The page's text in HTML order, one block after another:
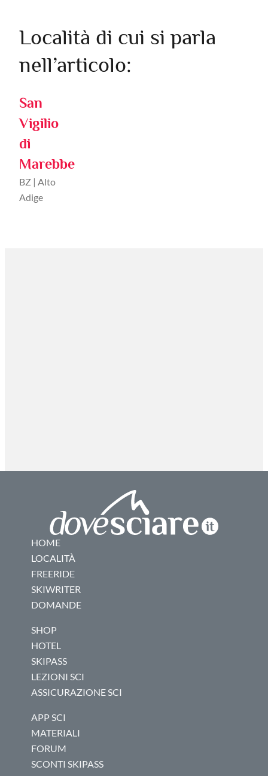
Località di cui si parla
nell’articolo:
San
Vigilio
di
Marebbe
BZ | Alto
Adige
HOME
LOCALITÀ
FREERIDE
SKIWRITER
DOMANDE
SHOP
HOTEL
SKIPASS
LEZIONI SCI
ASSICURAZIONE SCI
APP SCI
MATERIALI
FORUM
SCONTI SKIPASS